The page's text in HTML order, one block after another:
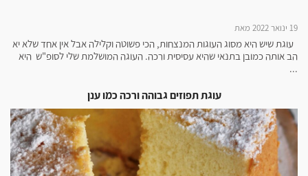
19 ינואר 2022 מאת
עוגת שיש היא מסוג העוגות המנצחות, הכי פשוטה וקלילה אבל אין אחד שלא יא
הב אותה כמובן בתנאי שהיא עסיסית ורכה. העוגה המושלמת שלי לסופ"ש היא
...
עוגת תפוזים גבוהה ורכה כמו ענן